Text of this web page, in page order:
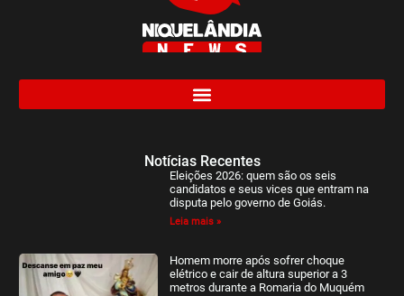
Notícias Recentes
Eleições 2026: quem são os seis
candidatos e seus vices que entram na
disputa pelo governo de Goiás.
Leia mais »
Homem morre após sofrer choque
elétrico e cair de altura superior a 3
metros durante a Romaria do Muquém